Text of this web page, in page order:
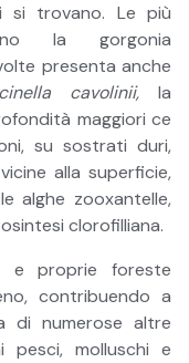
si trovano. Le più
la gorgonia
presenta anche
cavolinii, la
maggiori ce
su sostrati duri,
alla superficie,
alghe zooxantelle,
clorofilliana.
e proprie foreste
contribuendo a
di numerose altre
pesci, molluschi e